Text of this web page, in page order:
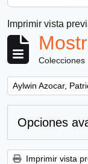
Imprimir vista
Colecciones
Remove filter:
Aylwin Azocar,
Opciones
Imprimir vista